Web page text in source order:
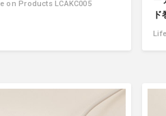
on Products LCAKC005
ド